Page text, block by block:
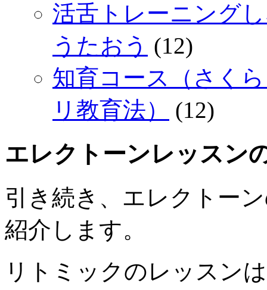
活舌トレーニング
うたおう (12)
知育コース（さく
リ教育法）
(12)
エレクトーンレッスン
引き続き、エレクトー
紹介します。
リトミックのレッスン